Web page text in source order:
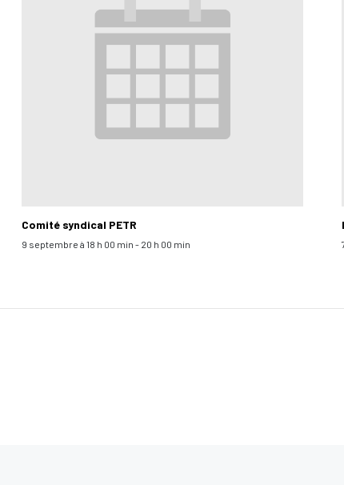
Comité syndical PETR
9 septembre à 18 h 00 min - 20 h 00 min